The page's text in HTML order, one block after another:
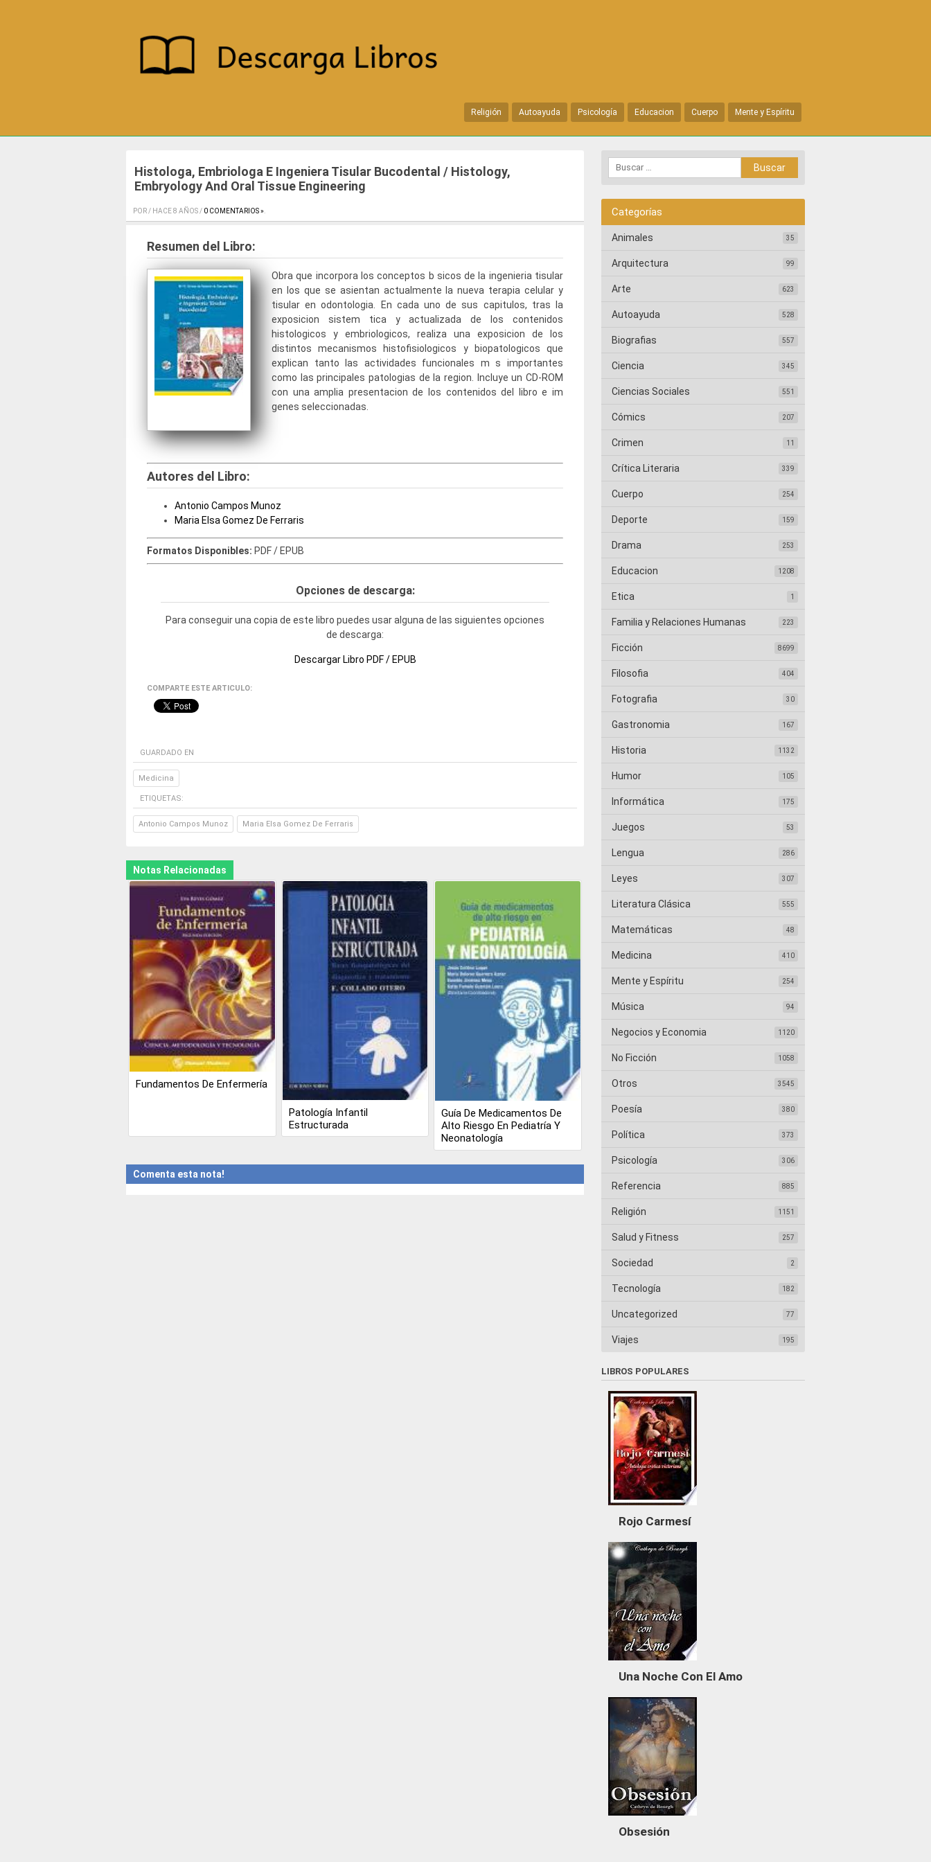
Religión Autoayuda Psicología Educacion Cuerpo Mente y Espíritu
Histologa, Embriologa E Ingeniera Tisular Bucodental / Histology,
Embryology And Oral Tissue Engineering
POR / HACE 8 AÑOS / 0 COMENTARIOS »
Resumen del Libro:
Obra que incorpora los conceptos b sicos de la ingenieria tisular
en los que se asientan actualmente la nueva terapia celular y
tisular en odontologia. En cada uno de sus capitulos, tras la
exposicion sistem tica y actualizada de los contenidos
histologicos y embriologicos, realiza una exposicion de los
distintos mecanismos histofisiologicos y biopatologicos que
explican tanto las actividades funcionales m s importantes
como las principales patologias de la region. Incluye un CD-ROM
con una amplia presentacion de los contenidos del libro e im
genes seleccionadas.
Autores del Libro:
Antonio Campos Munoz
Maria Elsa Gomez De Ferraris
Formatos Disponibles: PDF / EPUB
Opciones de descarga:
Para conseguir una copia de este libro puedes usar alguna de las siguientes opciones
de descarga:
Descargar Libro PDF / EPUB
COMPARTE ESTE ARTICULO:
GUARDADO EN
Medicina
ETIQUETAS:
Antonio Campos Munoz Maria Elsa Gomez De Ferraris
Notas Relacionadas
Fundamentos De Enfermería
Patología Infantil
Estructurada
Guía De Medicamentos De
Alto Riesgo En Pediatría Y
Neonatología
Comenta esta nota!
Categorías
Animales 35
Arquitectura 99
Arte 623
Autoayuda 528
Biografias 557
Ciencia 345
Ciencias Sociales 551
Cómics 207
Crimen 11
Crítica Literaria 339
Cuerpo 254
Deporte 159
Drama 253
Educacion 1208
Etica 1
Familia y Relaciones Humanas 223
Ficción 8699
Filosofia 404
Fotografia 30
Gastronomia 167
Historia 1132
Humor 105
Informática 175
Juegos 53
Lengua 286
Leyes 307
Literatura Clásica 555
Matemáticas 48
Medicina 410
Mente y Espíritu 254
Música 94
Negocios y Economia 1120
No Ficción 1058
Otros 3545
Poesía 380
Política 373
Psicología 306
Referencia 885
Religión 1151
Salud y Fitness 257
Sociedad 2
Tecnología 182
Uncategorized 77
Viajes 195
LIBROS POPULARES
Rojo Carmesí
Una Noche Con El Amo
Obsesión